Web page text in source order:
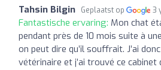
Tahsin Bilgin Geplaatst op 3
Fantastische ervaring: Mon chat
pendant près de 10 mois suite à
on peut dire qu’il souffrait. J’ai
vétérinaire et j’ai trouvé ce